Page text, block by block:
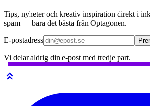
Tips, nyheter och kreativ inspiration direkt i
spam — bara det bästa från Optagonen.
E-postadress
Vi delar aldrig din e-post med tredje part.